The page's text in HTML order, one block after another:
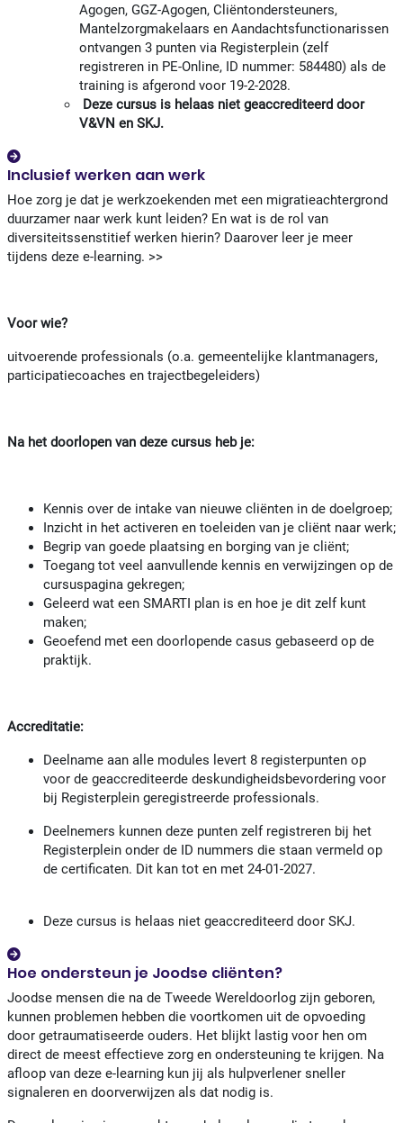
Agogen, GGZ-Agogen, Cliëntondersteuners,
Mantelzorgmakelaars en Aandachtsfunctionarissen
ontvangen 3 punten via Registerplein (zelf
registreren in PE-Online, ID nummer: 584480) als de
training is afgerond voor 19-2-2028.
Deze cursus is helaas niet geaccrediteerd door
V&VN en SKJ.
Inclusief werken aan werk
Hoe zorg je dat je werkzoekenden met een migratieachtergrond
duurzamer naar werk kunt leiden? En wat is de rol van
diversiteitssenstitief werken hierin? Daarover leer je meer
tijdens deze e-learning. >>
Voor wie?
uitvoerende professionals (o.a. gemeentelijke klantmanagers,
participatiecoaches en trajectbegeleiders)
Na het doorlopen van deze cursus heb je:
Kennis over de intake van nieuwe cliënten in de doelgroep;
Inzicht in het activeren en toeleiden van je cliënt naar werk;
Begrip van goede plaatsing en borging van je cliënt;
Toegang tot veel aanvullende kennis en verwijzingen op de
cursuspagina gekregen;
Geleerd wat een SMARTI plan is en hoe je dit zelf kunt
maken;
Geoefend met een doorlopende casus gebaseerd op de
praktijk.
Accreditatie:
Deelname aan alle modules levert 8 registerpunten op
voor de geaccrediteerde deskundigheidsbevordering voor
bij Registerplein geregistreerde professionals.
Deelnemers kunnen deze punten zelf registreren bij het
Registerplein onder de ID nummers die staan vermeld op
de certificaten. Dit kan tot en met 24-01-2027.
Deze cursus is helaas niet geaccrediteerd door SKJ.
Hoe ondersteun je Joodse cliënten?
Joodse mensen die na de Tweede Wereldoorlog zijn geboren,
kunnen problemen hebben die voortkomen uit de opvoeding
door getraumatiseerde ouders. Het blijkt lastig voor hen om
direct de meest effectieve zorg en ondersteuning te krijgen. Na
afloop van deze e-learning kun jij als hulpverlener sneller
signaleren en doorverwijzen als dat nodig is.